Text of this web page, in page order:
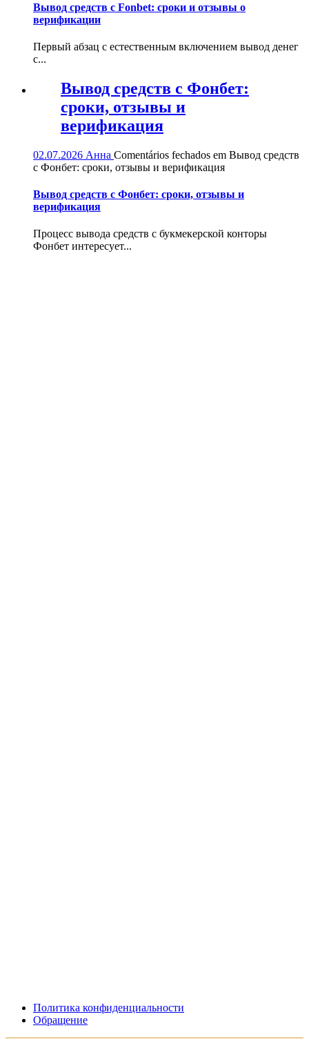
Вывод средств с Fonbet: сроки и отзывы о
верификации
Первый абзац с естественным включением вывод денег
с...
Вывод средств с Фонбет:
сроки, отзывы и
верификация
02.07.2026 Анна Comentários fechados em Вывод средств
с Фонбет: сроки, отзывы и верификация
Вывод средств с Фонбет: сроки, отзывы и
верификация
Процесс вывода средств с букмекерской конторы
Фонбет интересует...
Политика конфиденциальности
Обращение